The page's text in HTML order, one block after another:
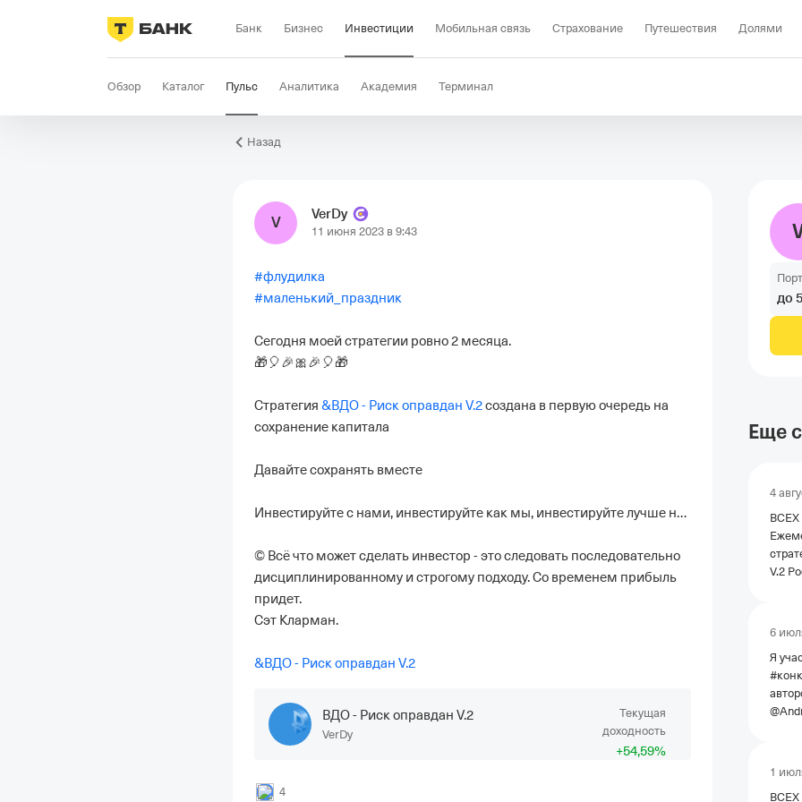
Банк Бизнес Инвестиции Мобильная связь Страхование Путешествия Долями
Обзор Каталог Пульс Аналитика Академия Терминал
Назад
V VerDy
11 июня 2023 в 9:43
#флудилка
#маленький_праздник
Сегодня моей стратегии ровно 2 месяца.
🎁🎈🎉🎀🎉🎈🎁
Стратегия &ВДО - Риск оправдан V.2 создана в первую очередь на
сохранение капитала
Давайте сохранять вместе
Инвестируйте с нами, инвестируйте как мы, инвестируйте лучше нас
©️ Всё что может сделать инвестор - это следовать последовательно
дисциплинированному и строгому подходу. Со временем прибыль
придет.
Сэт Кларман.
&ВДО - Риск оправдан V.2
ВДО - Риск оправдан V.2
VerDy
Текущая
доходность
+54,59%
4
до
Еще
4
V.2 Рост стратегии за месяц
период
анализ
6
Я
шанс
1